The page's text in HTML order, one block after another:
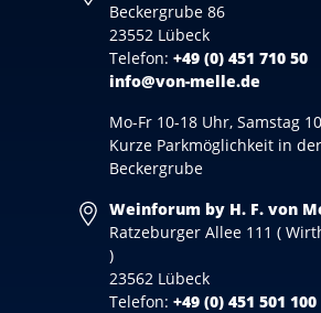
Beckergrube 86
23552 Lübeck
Telefon: +49 (0) 451 710 50
info@von-melle.de
Mo-Fr 10-18 Uhr, Samstag
Kurze Parkmöglichkeit in der
Beckergrube
Weinforum by H. F. von
Ratzeburger Allee 111 (
)
23562 Lübeck
Telefon: +49 (0) 451 501 100